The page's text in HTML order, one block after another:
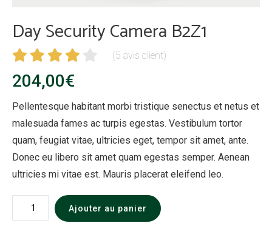
Day Security Camera B2Z1
(5 avis client)
204,00€
Pellentesque habitant morbi tristique senectus et netus et
malesuada fames ac turpis egestas. Vestibulum tortor
quam, feugiat vitae, ultricies eget, tempor sit amet, ante.
Donec eu libero sit amet quam egestas semper. Aenean
ultricies mi vitae est. Mauris placerat eleifend leo.
quantité
de
Ajouter au panier